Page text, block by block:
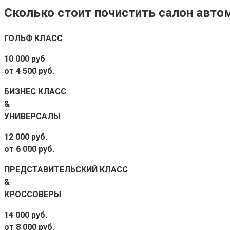
Сколько стоит почистить салон
ГОЛЬФ КЛАСС
10 000 руб
от 4 500 руб.
БИЗНЕС КЛАСС
&
УНИВЕРСАЛЫ
12 000 руб.
от 6 000 руб.
ПРЕДСТАВИТЕЛЬСКИЙ КЛАСС
&
КРОССОВЕРЫ
14 000 руб.
от 8 000 руб.